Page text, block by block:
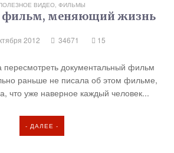
ВИДЕО, ФИЛЬМЫ
фильм, меняющий жизнь
2012 34671 15
документальный фильм
раньше не писала об этом фильме,
что уже наверное каждый человек...
- ДАЛЕЕ -